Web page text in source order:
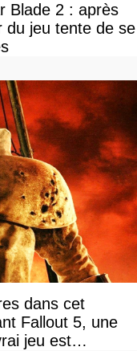
Blade 2 : après
du jeu tente de se
dans cet
Fallout 5, une
jeu est